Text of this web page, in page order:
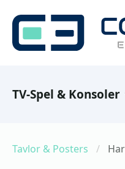
TV-Spel & Konsoler
Tavlor & Posters